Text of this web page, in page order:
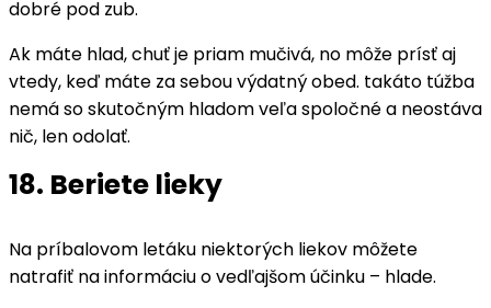
dobré pod zub.
Ak máte hlad, chuť je priam mučivá, no môže prísť aj
vtedy, keď máte za sebou výdatný obed. takáto túžba
nemá so skutočným hladom veľa spoločné a neostáva
nič, len odolať.
18. Beriete lieky
Na príbalovom letáku niektorých liekov môžete
natrafiť na informáciu o vedľajšom účinku – hlade.